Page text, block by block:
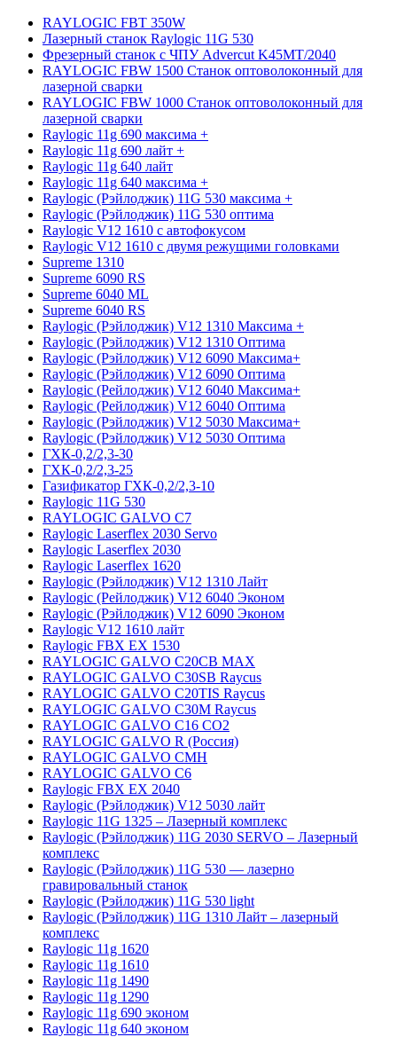
RAYLOGIC FBT 350W
Лазерный станок Raylogic 11G 530
Фрезерный станок с ЧПУ Advercut K45MT/2040
RAYLOGIC FBW 1500 Станок оптоволоконный для
лазерной сварки
RAYLOGIC FBW 1000 Станок оптоволоконный для
лазерной сварки
Raylogic 11g 690 максима +
Raylogic 11g 690 лайт +
Raylogic 11g 640 лайт
Raylogic 11g 640 максима +
Raylogic (Рэйлоджик) 11G 530 максима +
Raylogic (Рэйлоджик) 11G 530 оптима
Raylogic V12 1610 с автофокусом
Raylogic V12 1610 с двумя режущими головками
Supreme 1310
Supreme 6090 RS
Supreme 6040 ML
Supreme 6040 RS
Raylogic (Рэйлоджик) V12 1310 Максима +
Raylogic (Рэйлоджик) V12 1310 Оптима
Raylogic (Рэйлоджик) V12 6090 Максима+
Raylogic (Рэйлоджик) V12 6090 Оптима
Raylogic (Рейлоджик) V12 6040 Максима+
Raylogic (Рейлоджик) V12 6040 Оптима
Raylogic (Рэйлоджик) V12 5030 Максима+
Raylogic (Рэйлоджик) V12 5030 Оптима
ГХК-0,2/2,3-30
ГХК-0,2/2,3-25
Газификатор ГХК-0,2/2,3-10
Raylogic 11G 530
RAYLOGIC GALVO С7
Raylogic Laserflex 2030 Servo
Raylogic Laserflex 2030
Raylogic Laserflex 1620
Raylogic (Рэйлоджик) V12 1310 Лайт
Raylogic (Рейлоджик) V12 6040 Эконом
Raylogic (Рэйлоджик) V12 6090 Эконом
Raylogic V12 1610 лайт
Raylogic FBX EX 1530
RAYLOGIC GALVO С20CB MAX
RAYLOGIC GALVO С30SB Raycus
RAYLOGIC GALVO C20TIS Raycus
RAYLOGIC GALVO С30M Raycus
RAYLOGIC GALVO С16 CO2
RAYLOGIC GALVO R (Россия)
RAYLOGIC GALVO CMH
RAYLOGIC GALVO С6
Raylogic FBX EX 2040
Raylogic (Рэйлоджик) V12 5030 лайт
Raylogic 11G 1325 – Лазерный комплекс
Raylogic (Рэйлоджик) 11G 2030 SERVO – Лазерный
комплекс
Raylogic (Рэйлоджик) 11G 530 — лазерно
гравировальный станок
Raylogic (Рэйлоджик) 11G 530 light
Raylogic (Рэйлоджик) 11G 1310 Лайт – лазерный
комплекс
Raylogic 11g 1620
Raylogic 11g 1610
Raylogic 11g 1490
Raylogic 11g 1290
Raylogic 11g 690 эконом
Raylogic 11g 640 эконом